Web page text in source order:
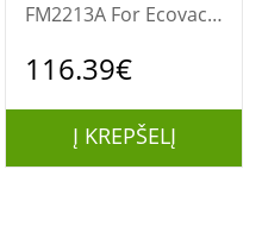
FM2213A For Ecovacs
Lawnmower
116.39€
Į KREPŠELĮ